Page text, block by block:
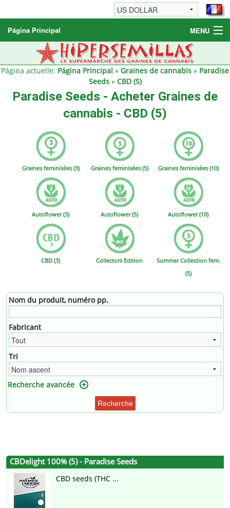
Página Principal MENU
Graines de cannabis
Autres produits
Página actuelle: Página Principal » Graines de cannabis » Paradise
Seeds» CBD (5)
Paradise Seeds - Acheter Graines de
cannabis - CBD (5)
Graines feminisées (3) Graines feminisées (5) Graines feminisées (10)
Autoflower (3) Autoflower (5) Autoflower (10)
CBD (3) Collectors Edition
Summer Collection fem.
(5)
Nom du produit, numéro pp.
Fabricant
Tri
Recherche avancée
Recherche
CBDelight 100% (5) - Paradise Seeds
CBD seeds (THC ...